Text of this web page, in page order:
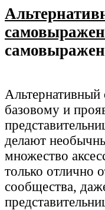
Альтернативный
базовому и
делают
множество
только отлично
сообщества,